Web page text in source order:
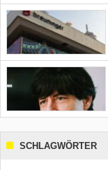
SCHLAGWÖRTER